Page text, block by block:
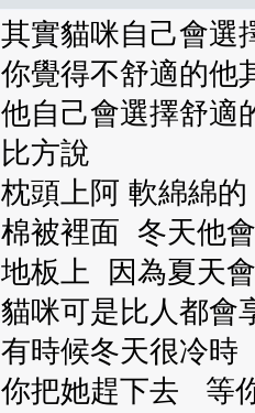
其實貓咪自己會選
你覺得不舒適的他
他自己會選擇舒適
比方說
枕頭上阿 軟綿綿的
棉被裡面 冬天他
地板上 因為夏天
貓咪可是比人都會
有時候冬天很冷時
你把她趕下去 等